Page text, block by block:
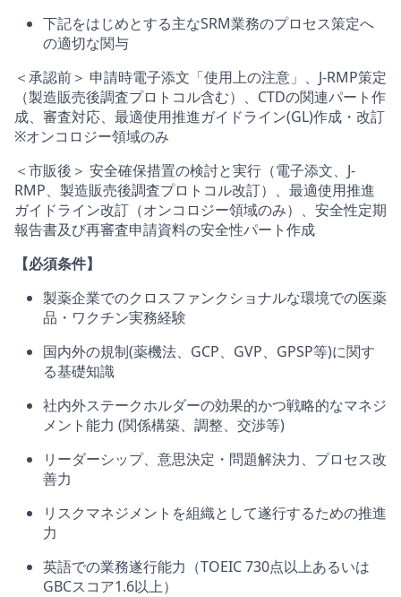
下記をはじめとする主なSRM業務のプロセス策定へ
の適切な関与
＜承認前＞ 申請時電子添文「使用上の注意」、J-RMP策定
（製造販売後調査プロトコル含む）、CTDの関連パート作
成、審査対応、最適使用推進ガイドライン(GL)作成・改訂
※オンコロジー領域のみ
＜市販後＞ 安全確保措置の検討と実行（電子添文、J-
RMP、製造販売後調査プロトコル改訂）、最適使用推進
ガイドライン改訂（オンコロジー領域のみ）、安全性定期
報告書及び再審査申請資料の安全性パート作成
【必須条件】
製薬企業でのクロスファンクショナルな環境での医薬
品・ワクチン実務経験
国内外の規制(薬機法、GCP、GVP、GPSP等)に関す
る基礎知識
社内外ステークホルダーの効果的かつ戦略的なマネジ
メント能力 (関係構築、調整、交渉等)
リーダーシップ、意思決定・問題解決力、プロセス改
善力
リスクマネジメントを組織として遂行するための推進
力
英語での業務遂行能力（TOEIC 730点以上あるいは
GBCスコア1.6以上）